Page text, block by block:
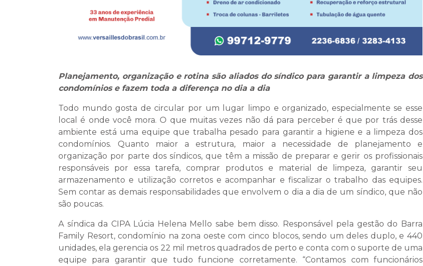
Planejamento, organização e rotina são aliados do síndico para garantir a limpeza dos
condomínios e fazem toda a diferença no dia a dia
Todo mundo gosta de circular por um lugar limpo e organizado, especialmente se esse
local é onde você mora. O que muitas vezes não dá para perceber é que por trás desse
ambiente está uma equipe que trabalha pesado para garantir a higiene e a limpeza dos
condomínios. Quanto maior a estrutura, maior a necessidade de planejamento e
organização por parte dos síndicos, que têm a missão de preparar e gerir os profissionais
responsáveis por essa tarefa, comprar produtos e material de limpeza, garantir seu
armazenamento e utilização corretos e acompanhar e fiscalizar o trabalho das equipes.
Sem contar as demais responsabilidades que envolvem o dia a dia de um síndico, que não
são poucas.
A síndica da CIPA Lúcia Helena Mello sabe bem disso. Responsável pela gestão do Barra
Family Resort, condomínio na zona oeste com cinco blocos, sendo um deles duplo, e 440
unidades, ela gerencia os 22 mil metros quadrados de perto e conta com o suporte de uma
equipe para garantir que tudo funcione corretamente. “Contamos com funcionários